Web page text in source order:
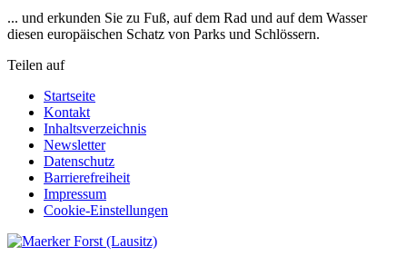
... und erkunden Sie zu Fuß, auf dem Rad und auf dem Wasser
diesen europäischen Schatz von Parks und Schlössern.
Teilen auf
Startseite
Kontakt
Inhaltsverzeichnis
Newsletter
Datenschutz
Barrierefreiheit
Impressum
Cookie-Einstellungen